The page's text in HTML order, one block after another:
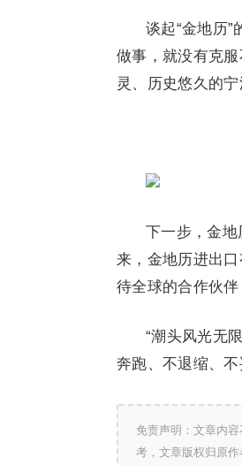
谈起“金地历”
做事，就没有克服
灵、历史悠久的宁
下一步，金地
来，金地历进出
待全球的合作伙伴
“潮头风光无
奔跑、不退缩、不
免责声明：文章内
考，文章版权归原